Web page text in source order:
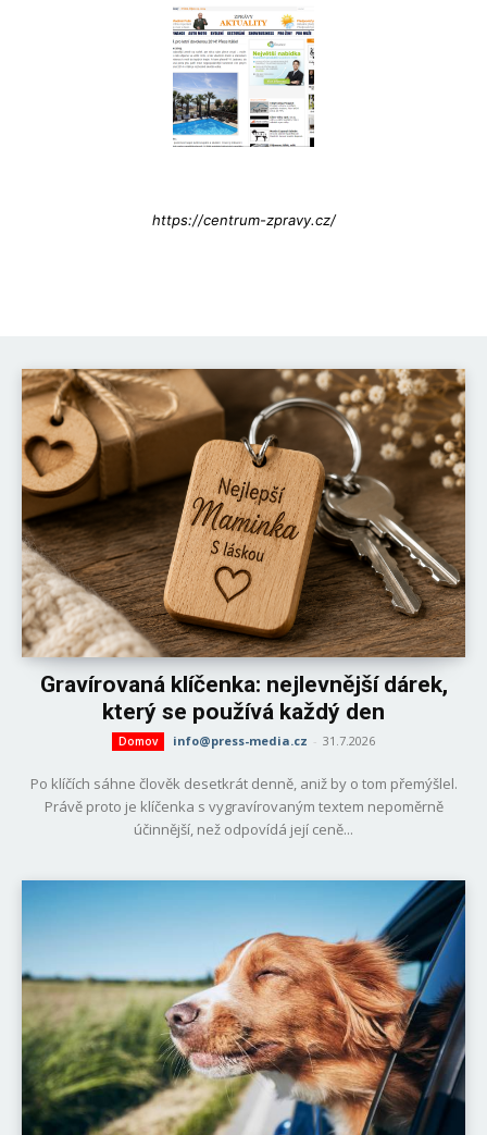
https://centrum-zpravy.cz/
Gravírovaná klíčenka: nejlevnější dárek,
který se používá každý den
Domov info@press-media.cz - 31.7.2026
Po klíčích sáhne člověk desetkrát denně, aniž by o tom přemýšlel.
Právě proto je klíčenka s vygravírovaným textem nepoměrně
účinnější, než odpovídá její ceně...